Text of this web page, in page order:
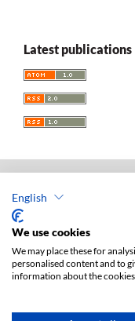
English
We use cookies
We may place these for
personalised content and to
information about the cookies
Latest publications
Acta Universitatis
ISSN: 0208-6069
Publisher: Lodz
Publisher's office: